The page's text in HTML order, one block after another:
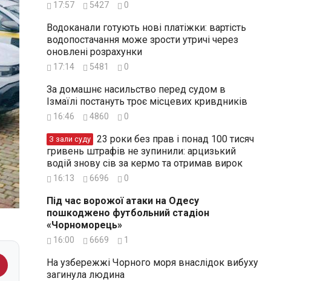
17:57 5427 0
Водоканали готують нові платіжки: вартість
водопостачання може зрости утричі через
оновлені розрахунки
17:14 5481 0
За домашнє насильство перед судом в
Ізмаїлі постануть троє місцевих кривдників
16:46 4860 0
З зали суду
гривень штрафів не зупинили: арцизький
водій знову сів за кермо та отримав вирок
16:13 6696 0
Під час ворожої атаки на Одесу
пошкоджено футбольний стадіон
«Чорноморець»
16:00 6669 1
На узбережжі Чорного моря внаслідок вибуху
загинула людина